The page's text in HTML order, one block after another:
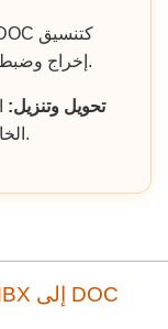
إخراج وضبط أي خيارات إضافية إذا لزم الأمر.
تحويل وتنزيل:
للحصول على ملف DOC الخاص بك.
أداة التحويل عبر الإنترنت من VMBX إلى DOC